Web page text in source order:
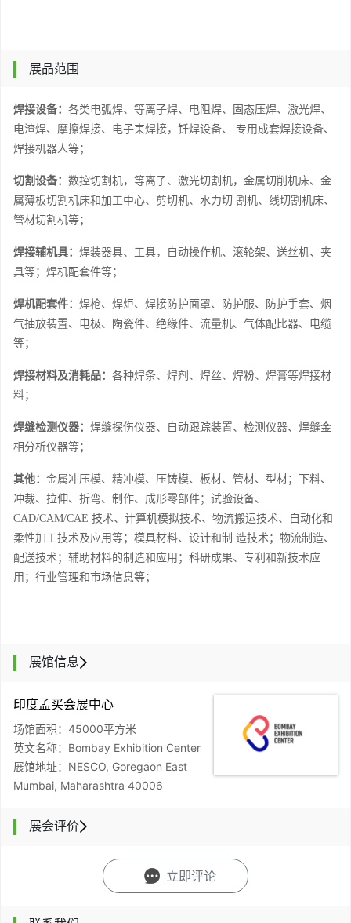
展品范围
焊接设备： 各类电弧焊、等离子焊、电阻焊、固态压焊、激光焊、
电渣焊、摩擦焊接、电子束焊接，钎焊设备、
专用成套焊接设备、
焊接机器人等；
切割设备： 数控切割机，等离子、激光切割机，金属切削机床、金
属薄板切割机床和加工中心、剪切机、水力切 割机、线切割机床、
管材切割机等；
焊接辅机具： 焊装器具、工具，自动操作机、滚轮架、送丝机、夹
具等；焊机配套件等；
焊机配套件： 焊枪、焊炬、焊接防护面罩、防护服、防护手套、烟
气抽放装置、电极、陶瓷件、绝缘件、流量机、气体配比器、电缆
等；
焊接材料及消耗品： 各种焊条、焊剂、焊丝、焊粉、焊膏等焊接材
料；
焊缝检测仪器： 焊缝探伤仪器、自动跟踪装置、检测仪器、焊缝金
相分析仪器等；
其他： 金属冲压模、精冲模、压铸模、板材、管材、型材；下料、
冲裁、拉伸、折弯、制作、成形零部件；试验设备、
CAD/CAM/CAE 技术、计算机模拟技术、物流搬运技术、自动化和
柔性加工技术及应用等；模具材料、设计和制 造技术；物流制造、
配送技术；辅助材料的制造和应用；科研成果、专利和新技术应
用；行业管理和市场信息等；
展馆信息
印度孟买会展中心
场馆面积：45000平方米
英文名称：Bombay Exhibition Center
展馆地址：NESCO, Goregaon East
Mumbai, Maharashtra 40006
展会评价
立即评论